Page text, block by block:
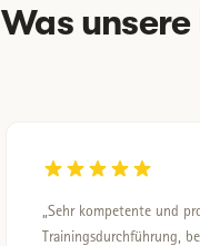
Was
„Sehr kompetente und
Trainingsdurchführung,